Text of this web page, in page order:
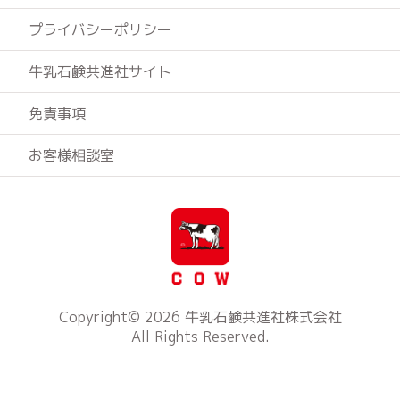
プライバシーポリシー
牛乳石鹸共進社サイト
免責事項
お客様相談室
Copyright© 2026 牛乳石鹸共進社株式会社
All Rights Reserved.